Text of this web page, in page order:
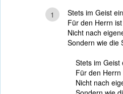
1
Stets im Geist
Für den Herrn
Nicht nach
Sondern wie die
Stets im Geist
Für den
Nicht nach